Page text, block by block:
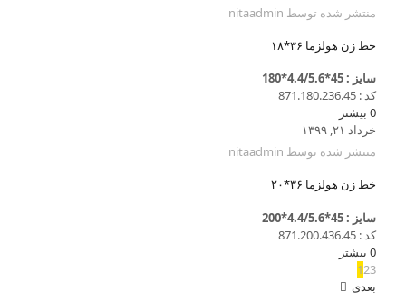
منتشر شده توسط nitaadmin
خط زن هولزما ۳۶*۱۸
سایز : 45*4.4/5.6*180
کد : 871.180.236.45
0 بیشتر
خرداد ۲۱, ۱۳۹۹
منتشر شده توسط nitaadmin
خط زن هولزما ۳۶*۲۰
سایز : 45*4.4/5.6*200
کد : 871.200.436.45
0 بیشتر
123
بعدی